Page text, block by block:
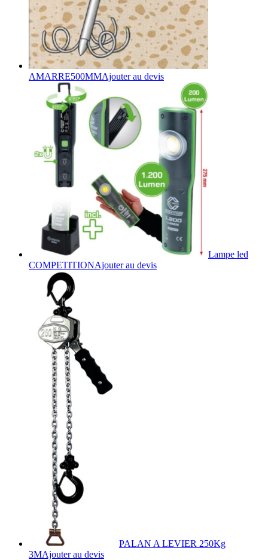
AMARRE500MMAjouter au devis
Lampe led
COMPETITIONAjouter au devis
PALAN A LEVIER 250Kg
3MAjouter au devis